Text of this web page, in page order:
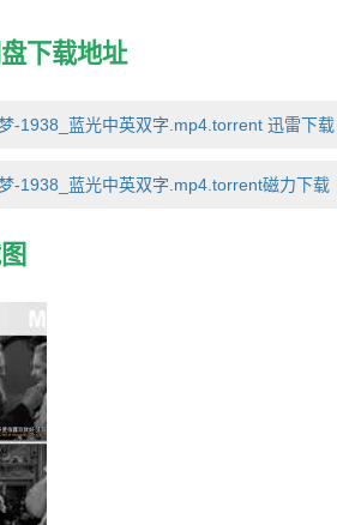
老百姓因而感受到人际温情和生活希望，使
片奖殊荣。导演弗兰克．卡普拉以其一贯兼
奥斯卡金像奖(1939) 最佳影片 最佳
林·白灵顿 最佳编剧(提名) 罗伯特·
名) 吉恩·哈弗利克 最佳录音(提名) 约翰
下载地址
-1938_蓝光中英双字.mp4.torrent 迅雷下载
-1938_蓝光中英双字.mp4.torrent磁力下载